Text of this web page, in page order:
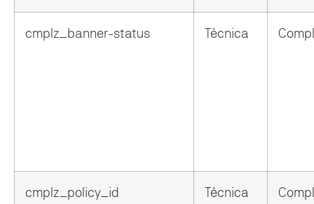
cmplz_banner-status Técnica
cmplz_policy_id Técnica